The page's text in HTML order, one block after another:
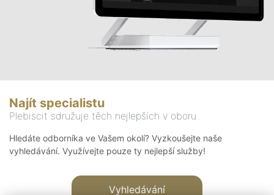
Najít specialistu
Plebiscit sdružuje těch nejlepších v oboru
Hledáte odborníka ve Vašem okolí? Vyzkoušejte naše
vyhledávání. Využívejte pouze ty nejlepší služby!
Vyhledávání